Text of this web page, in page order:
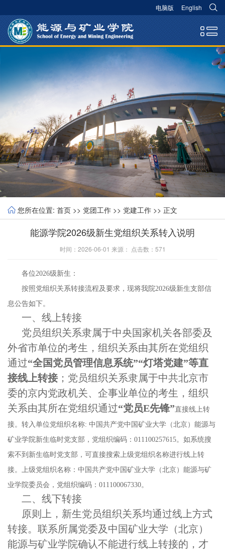
电脑版 English
您所在位置: 首页 >> 党团工作 >> 党建工作 >> 正文
能源学院2026级新生党组织关系转入说明
时间：2026-06-01 来源： 点击数： 571
各位2026级新生：
按照党组织关系转接流程及要求，现将我院2026级新生支部信
息公告如下。
一、线上转接
党员组织关系隶属于中央国家机关各部委及
外省市单位的考生，组织关系由其所在党组织
通过“全国党员管理信息系统”“灯塔党建”等直
接线上转接；党员组织关系隶属于中共北京市
委的京内党政机关、企事业单位的考生，组织
关系由其所在党组织通过“党员E先锋”直接线上转
接。转入单位党组织名称: 中国共产党中国矿业大学（北京）能源与
矿业学院新生临时党支部，党组织编码： 011100257615。如系统搜
索不到新生临时党支部，可直接搜索上级党组织名称进行线上转
接。上级党组织名称：中国共产党中国矿业大学（北京）能源与矿
业学院委员会，党组织编码：011100067330。
二、线下转接
原则上，新生党员组织关系均通过线上方式
转接。联系所属党委及中国矿业大学（北京）
能源与矿业学院确认不能进行线上转接的，才